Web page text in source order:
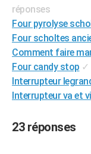
GUIDES D'ACHAT
BONS PLANS
CARTE DE VOEUX
Carte de Noël
Carte Bonne année
Carte Saint-Valentin
Carte Pâques
Carte d'anniversaire
DICTIONNAIRE
Dictionnaire
Biographies
Citations
Expressions
Proverbes
PROGRAMME TV
COPAINS D'AVANT
réponses
Four pyrolyse
Four scholtes
Comment faire
Four candy stop ✓
Interrupteur
Interrupteur va et
23 réponses